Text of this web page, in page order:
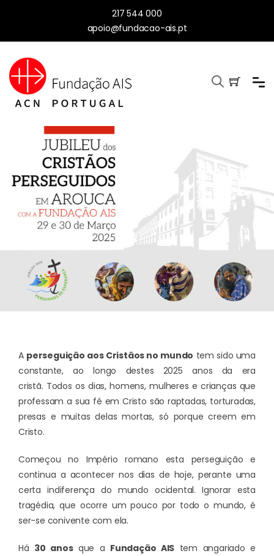
217 544 000
apoio@fundacao-ais.pt
A perseguição aos Cristãos no mundo tem sido uma
constante, ao longo destes 2025 anos da era
cristã. Todos os dias, homens, mulheres e crianças que
professam a sua fé em Cristo são raptadas, torturadas,
presas e muitas delas mortas, só porque creem em
Cristo.
Começou no Império romano esta perseguição e
continua a acontecer nos dias de hoje, perante uma
certa indiferença do mundo ocidental. Ignorar esta
tragédia, que ocorre um pouco por todo o mundo, é
ser-se conivente com ela.
Há 30 anosque a Fundação AIS tem angariado e